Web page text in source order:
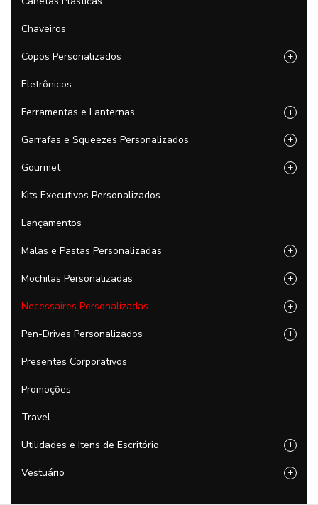
Chaveiros
Copos Personalizados +
Eletrônicos
Ferramentas e Lanternas +
Garrafas e Squeezes Personalizados +
Gourmet +
Kits Executivos Personalizados
Lançamentos
Malas e Pastas Personalizadas +
Mochilas Personalizadas +
Necessaires Personalizadas +
Pen-Drives Personalizados +
Presentes Corporativos
Promoções
Travel
Utilidades e Itens de Escritório +
Vestuário +